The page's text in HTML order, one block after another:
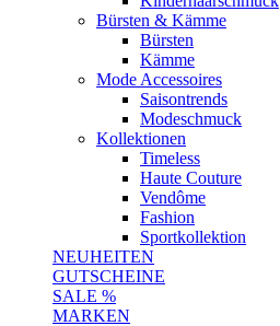
Bürsten & Kämme
Bürsten
Kämme
Mode Accessoires
Saisontrends
Modeschmuck
Kollektionen
Timeless
Haute Couture
Vendôme
Fashion
Sportkollektion
NEUHEITEN
GUTSCHEINE
SALE %
MARKEN